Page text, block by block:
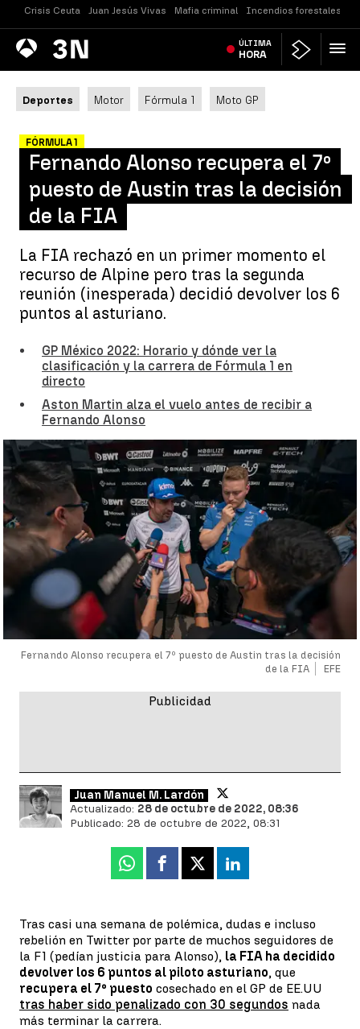
Crisis Ceuta Juan Jesús Vivas Mafia criminal Incendios forestales
Antena
3 Noticias ÚLTIMA
HORA
Deportes Motor Fórmula 1 Moto GP
FÓRMULA 1
Fernando Alonso recupera el 7º
puesto de Austin tras la decisión
de la FIA
La FIA rechazó en un primer momento el
recurso de Alpine pero tras la segunda
reunión (inesperada) decidió devolver los 6
puntos al asturiano.
GP México 2022: Horario y dónde ver la
clasificación y la carrera de Fórmula 1 en
directo
Aston Martin alza el vuelo antes de recibir a
Fernando Alonso
Fernando Alonso recupera el 7º puesto de Austin tras la decisión
de la FIA
EFE
Juan Manuel M. Lardón
Actualizado: 28 de octubre de 2022, 08:36
Publicado: 28 de octubre de 2022, 08:31
Whatsapp
Facebook
X Linkedin
Tras casi una semana de polémica, dudas e incluso
rebelión en Twitter por parte de muchos seguidores de
la F1 (pedían justicia para Alonso), la FIA ha decidido
devolver los 6 puntos al piloto asturiano, que
recupera el 7º puesto cosechado en el GP de EE.UU
tras haber sido penalizado con 30 segundos nada
más terminar la carrera.